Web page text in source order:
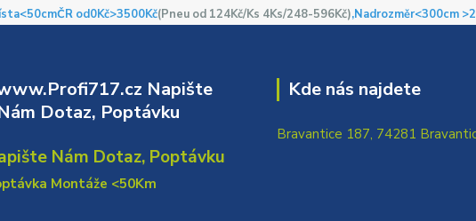
ČR od0Kč>3500Kč(Pneu od 124Kč/Ks 4Ks/248-596Kč),Nadrozměr<300cm
Napište
Dotaz, Poptávku
Nám Dotaz, Poptávku
Montáže <50Km
Kde nás najdete
Bravantice 187, 74281